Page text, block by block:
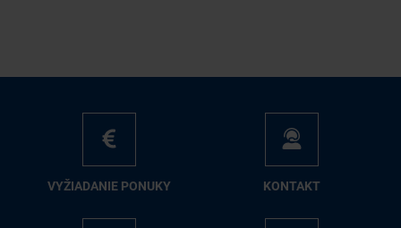
VY­ŽIA­DA­NIE PO­NU­KY KON­TAKT